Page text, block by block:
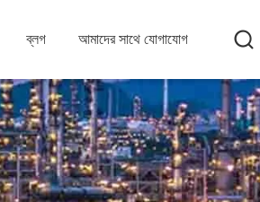
ব্লগ আমাদের সাথে যোগাযোগ